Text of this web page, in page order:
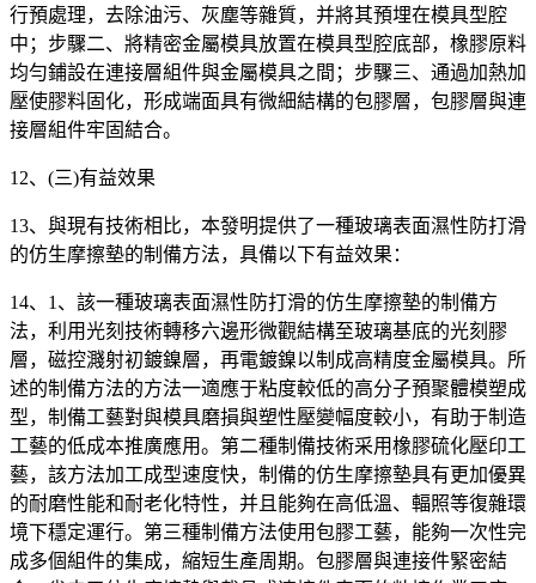
行預處理，去除油污、灰塵等雜質，并將其預埋在模具型腔
中；步驟二、將精密金屬模具放置在模具型腔底部，橡膠原料
均勻鋪設在連接層組件與金屬模具之間；步驟三、通過加熱加
壓使膠料固化，形成端面具有微細結構的包膠層，包膠層與連
接層組件牢固結合。
12、(三)有益效果
13、與現有技術相比，本發明提供了一種玻璃表面濕性防打滑
的仿生摩擦墊的制備方法，具備以下有益效果：
14、1、該一種玻璃表面濕性防打滑的仿生摩擦墊的制備方
法，利用光刻技術轉移六邊形微觀結構至玻璃基底的光刻膠
層，磁控濺射初鍍鎳層，再電鍍鎳以制成高精度金屬模具。所
述的制備方法的方法一適應于粘度較低的高分子預聚體模塑成
型，制備工藝對與模具磨損與塑性壓變幅度較小，有助于制造
工藝的低成本推廣應用。第二種制備技術采用橡膠硫化壓印工
藝，該方法加工成型速度快，制備的仿生摩擦墊具有更加優異
的耐磨性能和耐老化特性，并且能夠在高低溫、輻照等復雜環
境下穩定運行。第三種制備方法使用包膠工藝，能夠一次性完
成多個組件的集成，縮短生產周期。包膠層與連接件緊密結